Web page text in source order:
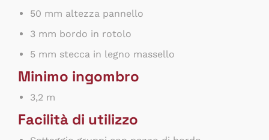
50 mm altezza pannello
3 mm bordo in rotolo
5 mm stecca in legno massello
Minimo ingombro
3,2 m
Facilità di utilizzo